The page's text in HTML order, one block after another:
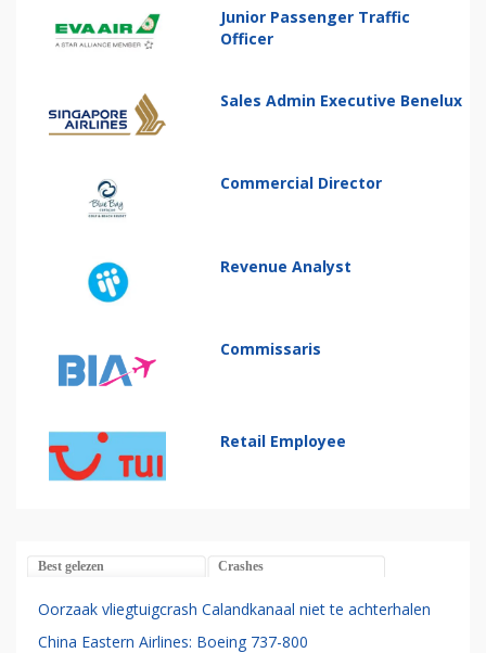
Junior Passenger Traffic
Officer
Sales Admin Executive Benelux
Commercial Director
Revenue Analyst
Commissaris
Retail Employee
Best gelezen Crashes
Oorzaak vliegtuigcrash Calandkanaal niet te achterhalen
China Eastern Airlines: Boeing 737-800